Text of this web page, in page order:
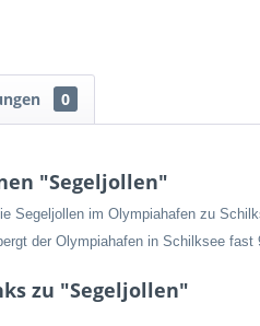
0
"Segeljollen"
Segeljollen im Olympiahafen zu
der Olympiahafen in Schilksee fast
zu "Segeljollen"